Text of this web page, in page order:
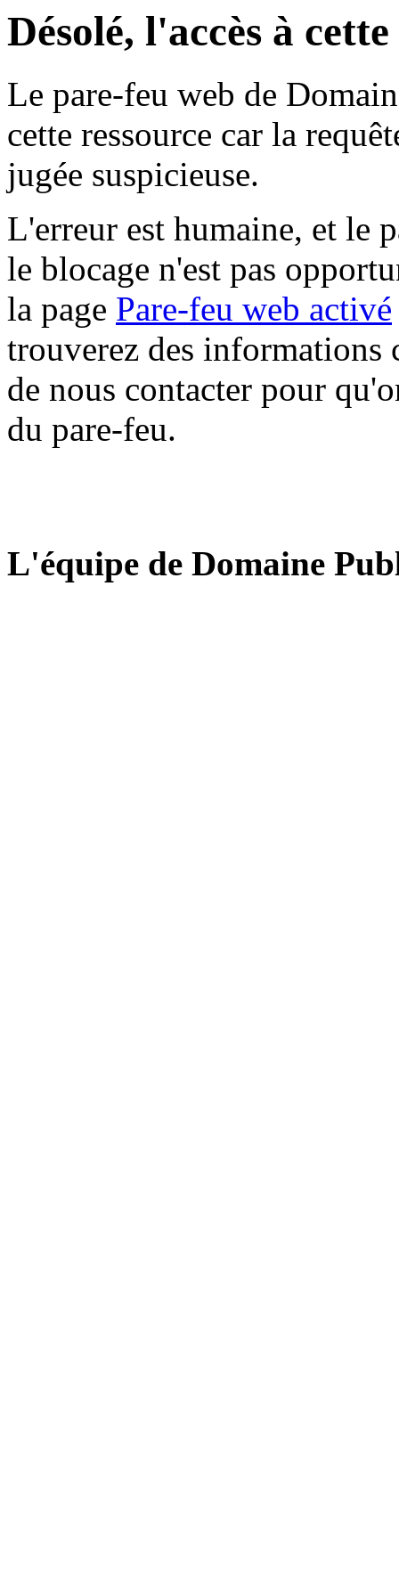
Désolé, l'accès à
Le pare-feu web de
cette ressource car la
jugée suspicieuse.
L'erreur est humaine, et le
le blocage n'est pas
la page Pare-feu web activé
trouverez des informations
de nous contacter pour
du pare-feu.
L'équipe de Domaine